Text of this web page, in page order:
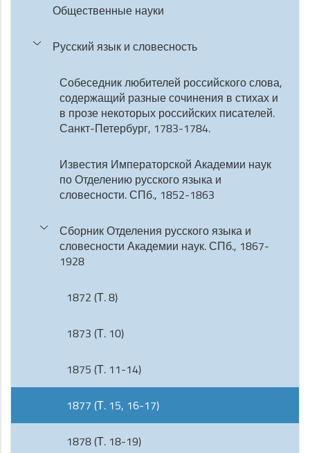
Общественные науки
Русский язык и словесность
Собеседник любителей российского слова,
содержащий разные сочинения в стихах и
в прозе некоторых российских писателей.
Санкт-Петербург, 1783-1784.
Известия Императорской Академии наук
по Отделению русского языка и
словесности. СПб., 1852-1863
Сборник Отделения русского языка и
словесности Академии наук. СПб., 1867-
1928
1872 (Т. 8)
1873 (Т. 10)
1875 (Т. 11-14)
1877 (Т. 15, 16-17)
1878 (Т. 18-19)